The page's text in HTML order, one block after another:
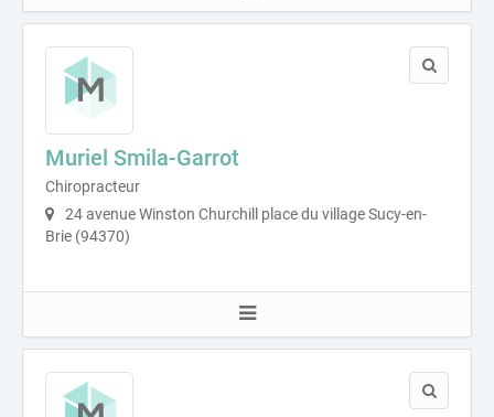
Muriel Smila-Garrot
Chiropracteur
24 avenue Winston Churchill place du village Sucy-en-
Brie (94370)